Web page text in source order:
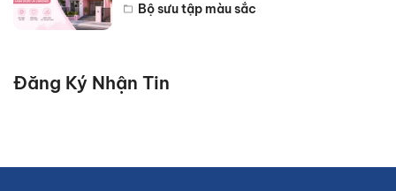
Bộ sưu tập màu sắc
Đăng Ký Nhận Tin